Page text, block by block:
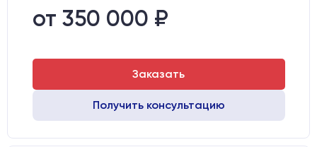
Стол:
Двигатели:
от 350 000 ₽
Заказать
Получить консультацию